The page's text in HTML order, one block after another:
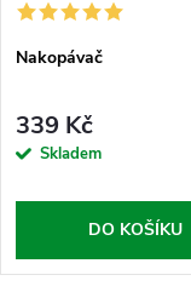
Nakopávač
339 Kč
Skladem
DO KOŠÍKU